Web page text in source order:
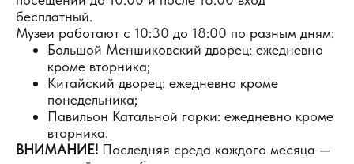
бесплатный.
Музеи работают с 10:30 до 18:00 по разным дням:
Большой Меншиковский дворец: ежедневно
кроме вторника;
Китайский дворец: ежедневно кроме
понедельника;
Павильон Катальной горки: ежедневно кроме
вторника.
ВНИМАНИЕ! Последняя среда каждого месяца —